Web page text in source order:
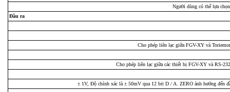
Người dùng có thể lựa
Đầu ra
Cho phép liên lạc giữa FGV-XY và
Cho phép liên lạc giữa các thiết bị FGV-XY và RS-
± 1V, Độ chính xác là ± 50mV qua 12 bit D / A. ZERO ảnh hưởng đến